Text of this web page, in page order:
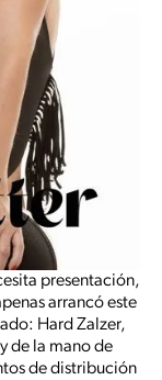
presentación,
arrancó este
Hard Zalzer,
de la mano de
de distribución